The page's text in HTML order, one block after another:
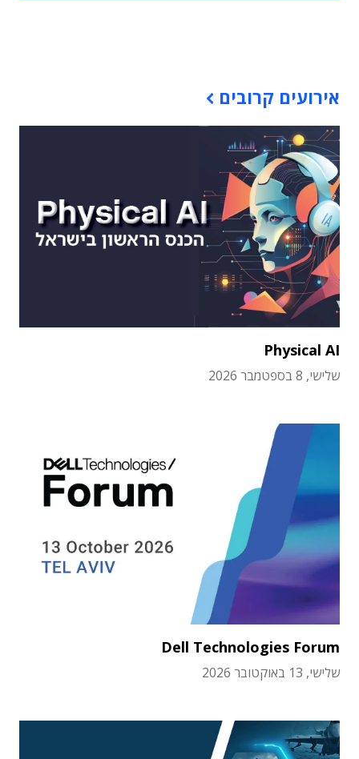
אירועים קרובים
Physical AI
שלישי, 8 בספטמבר 2026
Dell Technologies Forum
שלישי, 13 באוקטובר 2026